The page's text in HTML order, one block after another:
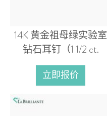
14K 黄金祖母绿实验室
钻石耳钉（1 1/2 ct.
立即报价